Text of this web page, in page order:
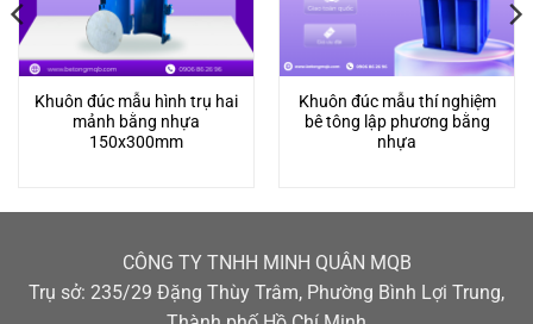
Khuôn đúc mẫu hình trụ hai
mảnh bằng nhựa
150x300mm
Khuôn đúc mẫu thí nghiệm
bê tông lập phương bằng
nhựa
CÔNG TY TNHH MINH QUÂN MQB
Trụ sở: 235/29 Đặng Thùy Trâm, Phường Bình Lợi Trung,